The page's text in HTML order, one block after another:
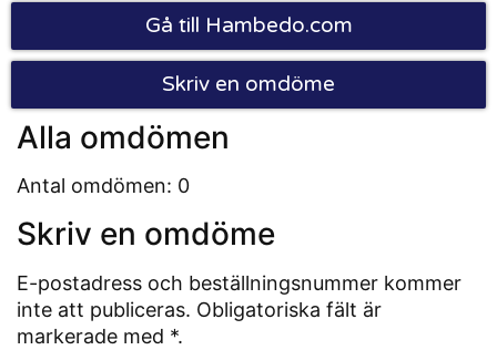
Gå till Hambedo.com
Skriv en omdöme
Alla omdömen
Antal omdömen: 0
Skriv en omdöme
E-postadress och beställningsnummer kommer
inte att publiceras. Obligatoriska fält är
markerade med *.